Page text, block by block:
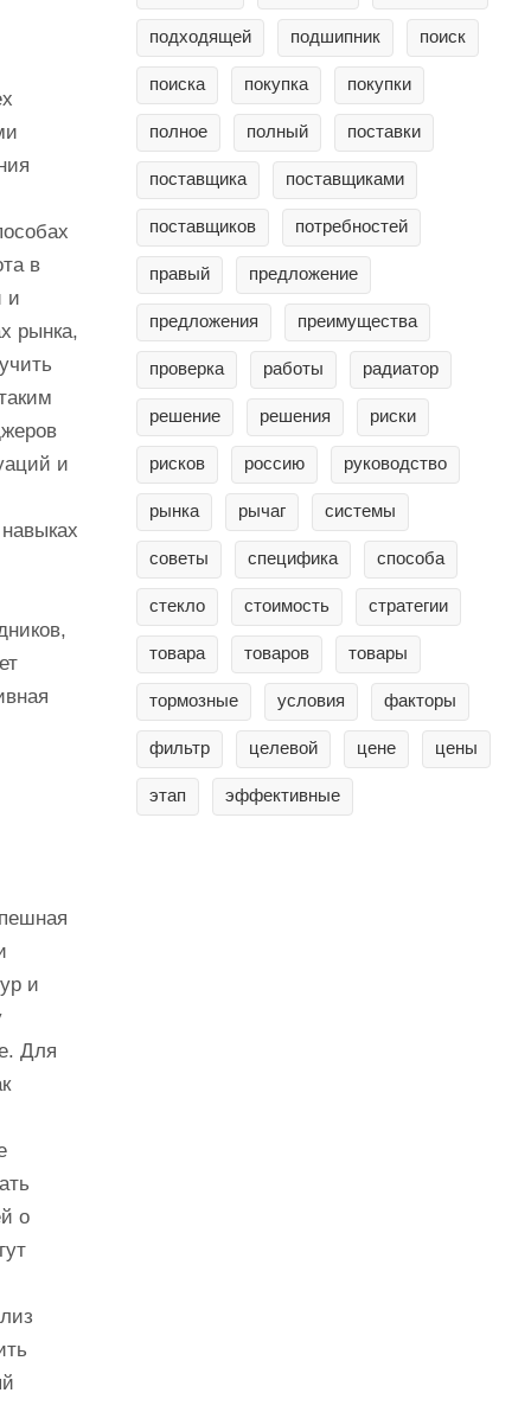
в
и
рынка,
и
и
Для
о
подходящей подшипник поиск
поиска покупка покупки
полное полный поставки
поставщика поставщиками
поставщиков потребностей
правый предложение
предложения преимущества
проверка работы радиатор
решение решения риски
рисков россию руководство
рынка рычаг системы
советы специфика способа
стекло стоимость стратегии
товара товаров товары
тормозные условия факторы
фильтр целевой цене цены
этап эффективные